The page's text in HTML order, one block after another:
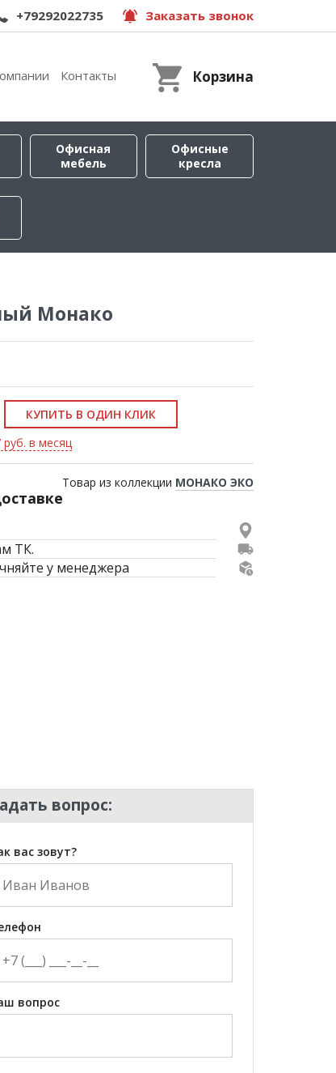
+79292022735 Заказать звонок
Контакты Корзина
Офисная
мебель
Офисные
кресла
Монако
КУПИТЬ В ОДИН КЛИК
руб. в месяц
Товар из коллекции МОНАКО ЭКО
ТК.
у менеджера
вопрос:
вас зовут?
вопрос